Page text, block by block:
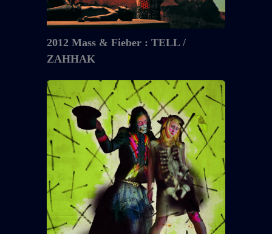
/
ZAHHAK
2012 Mass & Fieber : TELL /
ZAHHAK
2012
Mass
&
Fieber
OST
:
FALL
OUT
GIRL